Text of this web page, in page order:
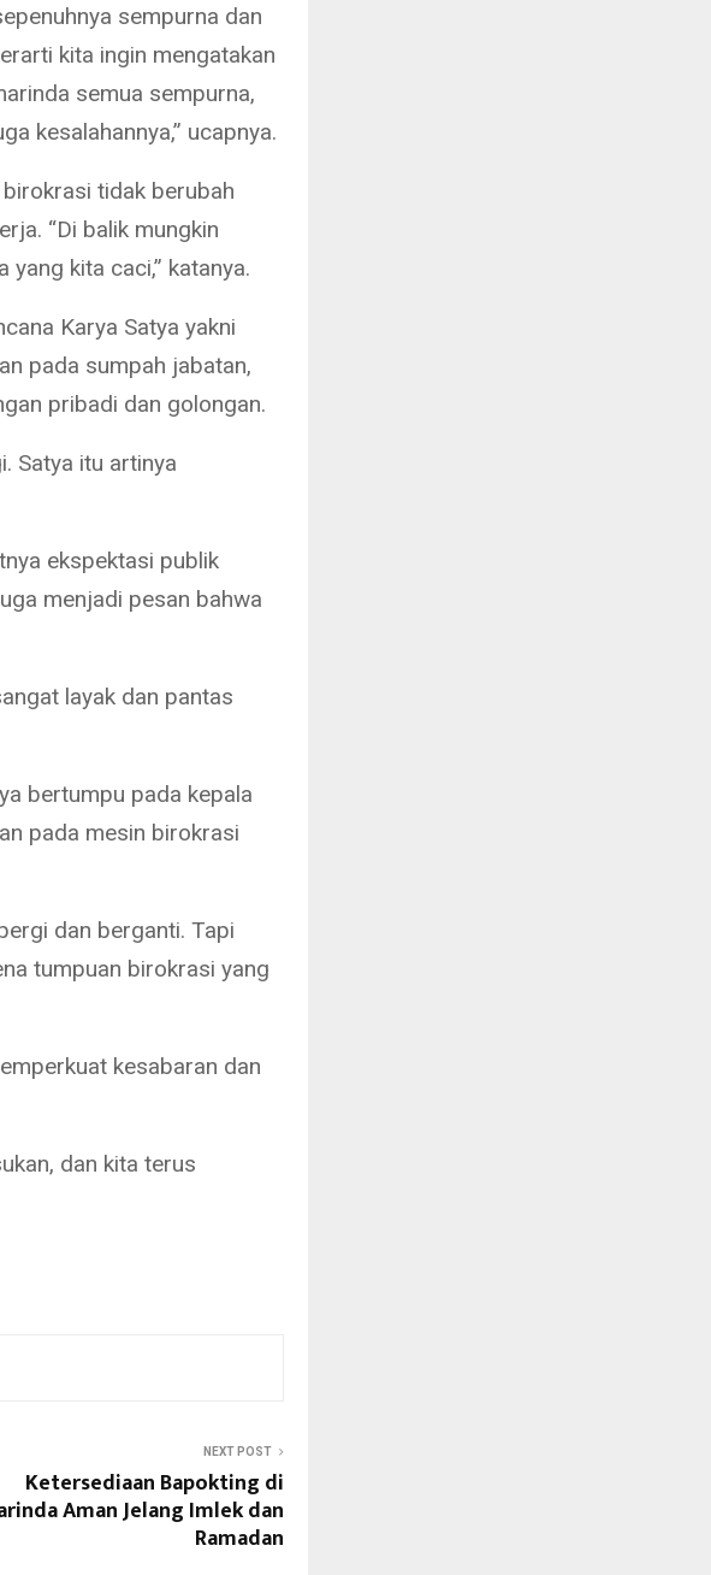
sempurna dan
kita ingin mengatakan
semua sempurna,
kesalahannya,” ucapnya.
tidak berubah
“Di balik mungkin
kita caci,” katanya.
Karya Satya yakni
pada sumpah jabatan,
pribadi dan golongan.
Satya itu artinya
ekspektasi publik
menjadi pesan bahwa
layak dan pantas
bertumpu pada kepala
pada mesin birokrasi
dan berganti. Tapi
tumpuan birokrasi yang
kesabaran dan
dan kita terus
NEXT POST
Ketersediaan Bapokting di
Aman Jelang Imlek dan
Ramadan